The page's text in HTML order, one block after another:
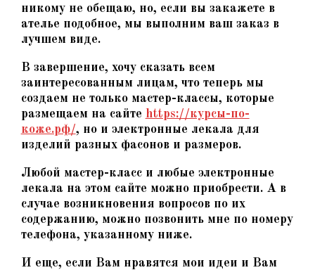
никому не обещаю, но, если вы закажете в
ателье подобное, мы выполним ваш заказ в
лучшем виде.
В завершение, хочу сказать всем
заинтересованным лицам, что теперь мы
создаем не только мастер-классы, которые
размещаем на сайте https://курсы-по-
коже.рф/, но и электронные лекала для
изделий разных фасонов и размеров.
Любой мастер-класс и любые электронные
лекала на этом сайте можно приобрести. А в
случае возникновения вопросов по их
содержанию, можно позвонить мне по номеру
телефона, указанному ниже.
И еще, если Вам нравятся мои идеи и Вам